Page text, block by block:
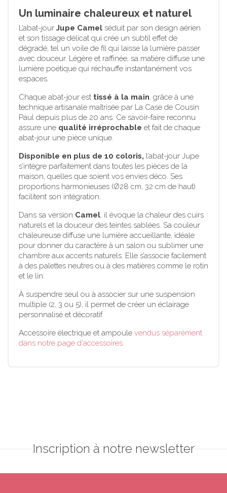
Un luminaire chaleureux et naturel
L’abat-jour Jupe Camel séduit par son design aérien
et son tissage délicat qui crée un subtil effet de
dégradé, tel un voile de fil qui laisse la lumière passer
avec douceur. Légère et raffinée, sa matière diffuse une
lumière poétique qui réchauffe instantanément vos
espaces.
Chaque abat-jour est tissé à la main, grâce à une
technique artisanale maîtrisée par La Case de Cousin
Paul depuis plus de 20 ans. Ce savoir-faire reconnu
assure une qualité irréprochable et fait de chaque
abat-jour une pièce unique.
Disponible en plus de 10 coloris, l’abat-jour Jupe
s’intègre parfaitement dans toutes les pièces de la
maison, quelles que soient vos envies déco. Ses
proportions harmonieuses (Ø28 cm, 32 cm de haut)
facilitent son intégration.
Dans sa version Camel, il évoque la chaleur des cuirs
naturels et la douceur des teintes sablées. Sa couleur
chaleureuse diffuse une lumière accueillante, idéale
pour donner du caractère à un salon ou sublimer une
chambre aux accents naturels. Elle s’associe facilement
à des palettes neutres ou à des matières comme le rotin
et le lin.
À suspendre seul ou à associer sur une suspension
multiple (2, 3 ou 5), il permet de créer un éclairage
personnalisé et décoratif.
Accessoire électrique et ampoule vendus séparément
dans notre page d'accessoires.
Inscription à notre newsletter